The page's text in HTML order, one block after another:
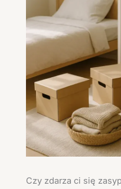
Czy zdarza ci się